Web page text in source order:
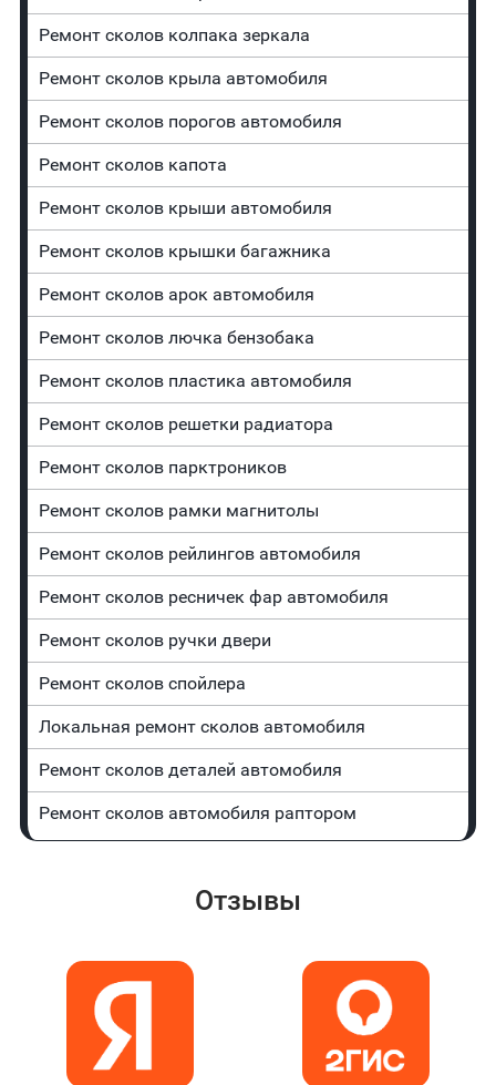
Ремонт сколов колпака зеркала
Ремонт сколов крыла автомобиля
Ремонт сколов порогов автомобиля
Ремонт сколов капота
Ремонт сколов крыши автомобиля
Ремонт сколов крышки багажника
Ремонт сколов арок автомобиля
Ремонт сколов лючка бензобака
Ремонт сколов пластика автомобиля
Ремонт сколов решетки радиатора
Ремонт сколов парктроников
Ремонт сколов рамки магнитолы
Ремонт сколов рейлингов автомобиля
Ремонт сколов ресничек фар автомобиля
Ремонт сколов ручки двери
Ремонт сколов спойлера
Локальная ремонт сколов автомобиля
Ремонт сколов деталей автомобиля
Ремонт сколов автомобиля раптором
Отзывы